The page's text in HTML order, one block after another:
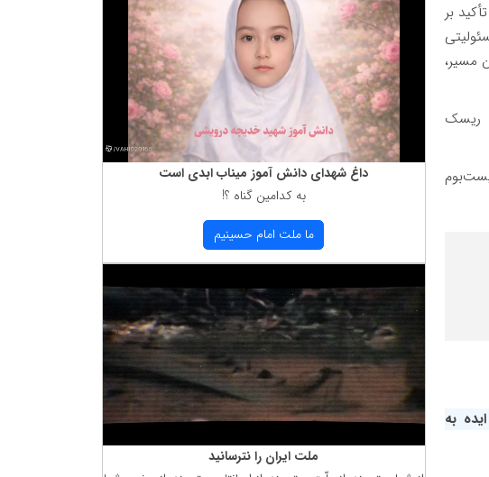
بر
مسیر،
ریسک
به
داغ شهدای دانش آموز میناب ابدی است
به كدامین گناه ؟!
ما ملت امام حسینیم
ملت ایران را نترسانید